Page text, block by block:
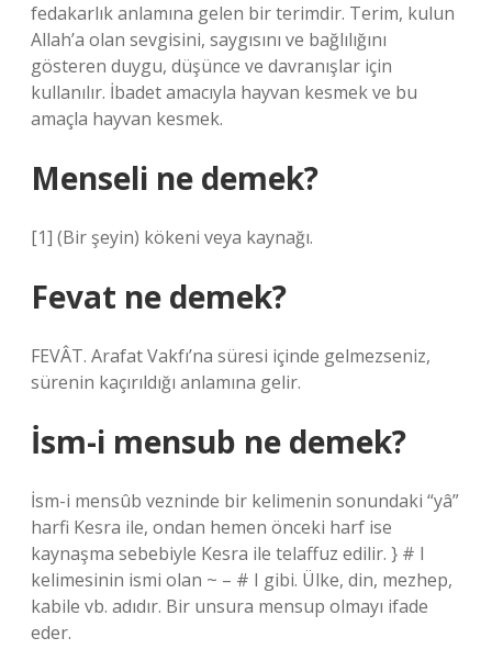
fedakarlık anlamına gelen bir terimdir. Terim, kulun
Allah’a olan sevgisini, saygısını ve bağlılığını
gösteren duygu, düşünce ve davranışlar için
kullanılır. İbadet amacıyla hayvan kesmek ve bu
amaçla hayvan kesmek.
Menseli ne demek?
[1] (Bir şeyin) kökeni veya kaynağı.
Fevat ne demek?
FEVÂT. Arafat Vakfı’na süresi içinde gelmezseniz,
sürenin kaçırıldığı anlamına gelir.
İsm-i mensub ne demek?
İsm-i mensûb vezninde bir kelimenin sonundaki “yâ”
harfi Kesra ile, ondan hemen önceki harf ise
kaynaşma sebebiyle Kesra ile telaffuz edilir. } # I
kelimesinin ismi olan ~ – # I gibi. Ülke, din, mezhep,
kabile vb. adıdır. Bir unsura mensup olmayı ifade
eder.